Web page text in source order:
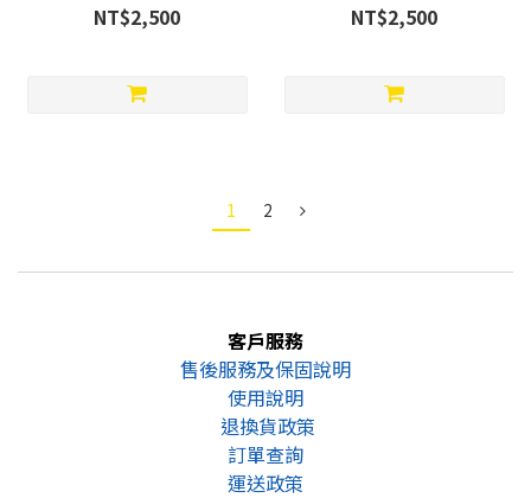
NT$2,500 NT$2,500
1 2
客戶服務
售後服務及保固說明
使用說明
退換貨政策
訂單查詢
運送政策